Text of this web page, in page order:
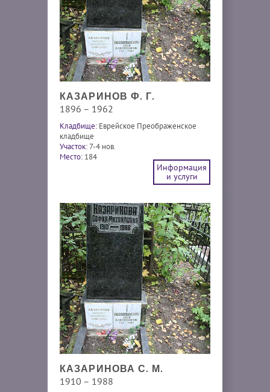
КАЗАРИНОВ Ф. Г.
1896 – 1962
Кладбище: Еврейское Преображенское
кладбище
Участок:7-4 нов.
Место: 184
Информация
и услуги
КАЗАРИНОВА С. М.
1910 – 1988